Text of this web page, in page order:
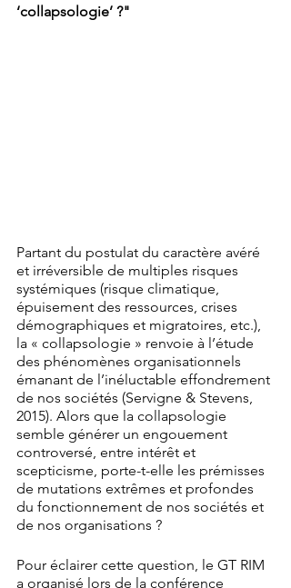
‘collapsologie’ ?"
Partant du postulat du caractère avéré
et irréversible de multiples risques
systémiques (risque climatique,
épuisement des ressources, crises
démographiques et migratoires, etc.),
la « collapsologie » renvoie à l’étude
des phénomènes organisationnels
émanant de l’inéluctable effondrement
de nos sociétés (Servigne & Stevens,
2015). Alors que la collapsologie
semble générer un engouement
controversé, entre intérêt et
scepticisme, porte-t-elle les prémisses
de mutations extrêmes et profondes
du fonctionnement de nos sociétés et
de nos organisations ?
Pour éclairer cette question, le GT RIM
a organisé lors de la conférence